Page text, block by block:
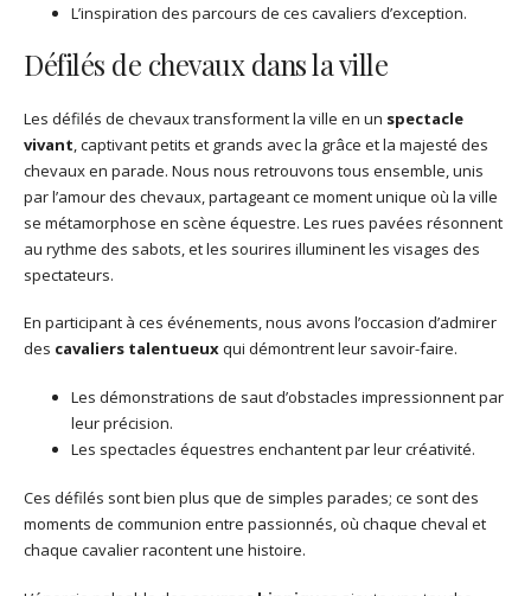
L’inspiration des parcours de ces cavaliers d’exception.
Défilés de chevaux dans la ville
Les défilés de chevaux transforment la ville en un spectacle
vivant, captivant petits et grands avec la grâce et la majesté des
chevaux en parade. Nous nous retrouvons tous ensemble, unis
par l’amour des chevaux, partageant ce moment unique où la ville
se métamorphose en scène équestre. Les rues pavées résonnent
au rythme des sabots, et les sourires illuminent les visages des
spectateurs.
En participant à ces événements, nous avons l’occasion d’admirer
des cavaliers talentueuxqui démontrent leur savoir-faire.
Les démonstrations de saut d’obstacles impressionnent par
leur précision.
Les spectacles équestres enchantent par leur créativité.
Ces défilés sont bien plus que de simples parades; ce sont des
moments de communion entre passionnés, où chaque cheval et
chaque cavalier racontent une histoire.